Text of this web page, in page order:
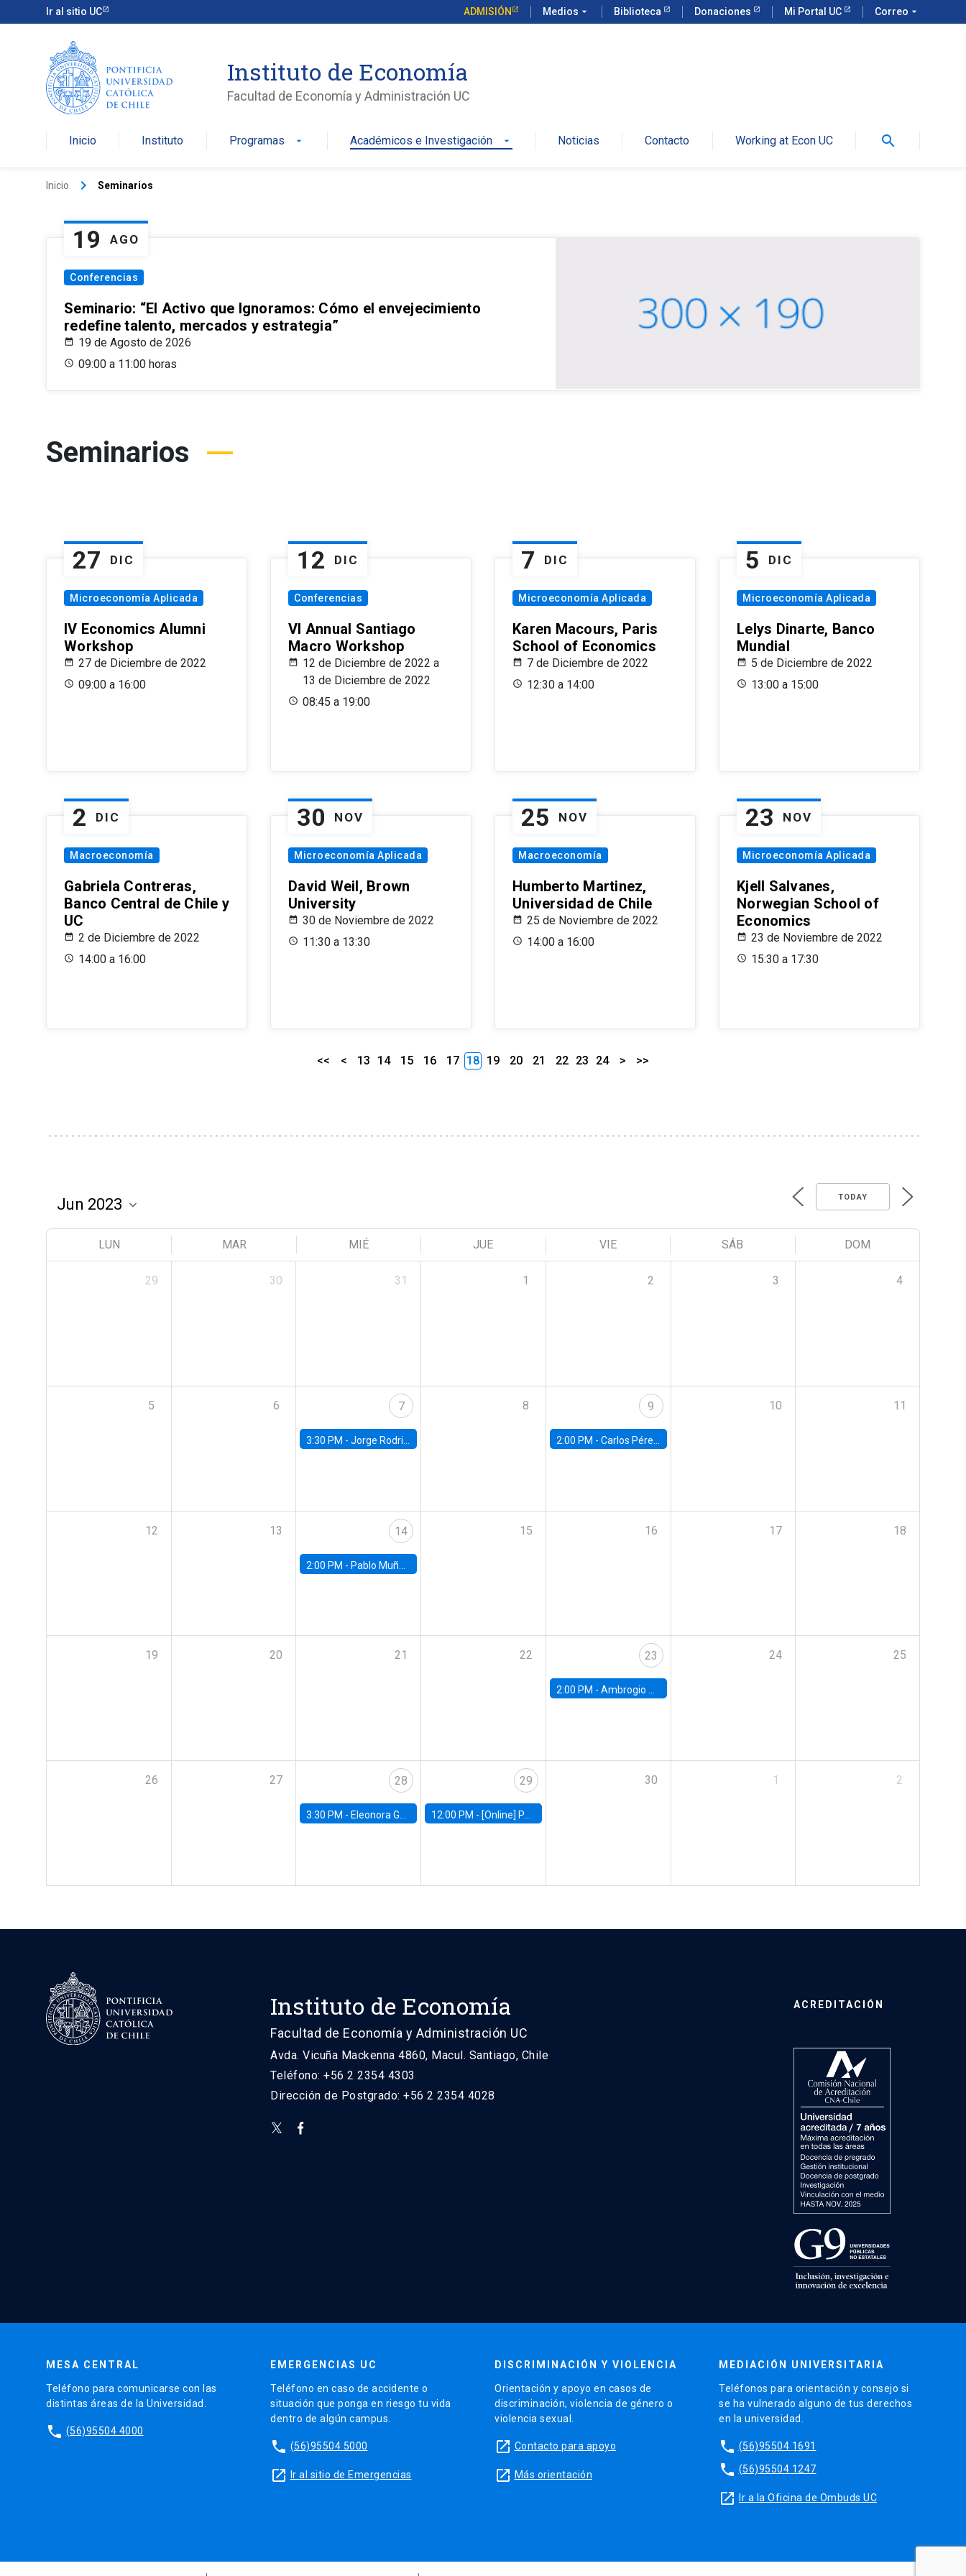
Ir al sitio UC ADMISIÓN Medios arrow_drop_down Biblioteca Donaciones Mi Portal UC Correo arrow_drop_down
Instituto de Economía
Facultad de Economía y Administración UC
Inicio Instituto Programas arrow_drop_down Académicos e Investigación arrow_drop_down Noticias Contacto Working at Econ UC search
Inicio keyboard_arrow_right Seminarios
19 AGO
Conferencias
Seminario: “El Activo que Ignoramos: Cómo el envejecimiento
redefine talento, mercados y estrategia”
19 de Agosto de 2026
09:00 a 11:00 horas
Seminarios
27 DIC
Microeconomía Aplicada
IV Economics Alumni
Workshop
27 de Diciembre de 2022
09:00 a 16:00
12 DIC
Conferencias
VI Annual Santiago
Macro Workshop
12 de Diciembre de 2022 a
13 de Diciembre de 2022
08:45 a 19:00
7 DIC
Microeconomía Aplicada
Karen Macours, Paris
School of Economics
7 de Diciembre de 2022
12:30 a 14:00
5 DIC
Microeconomía Aplicada
Lelys Dinarte, Banco
Mundial
5 de Diciembre de 2022
13:00 a 15:00
2 DIC
Macroeconomía
Gabriela Contreras,
Banco Central de Chile y
UC
2 de Diciembre de 2022
14:00 a 16:00
30 NOV
Microeconomía Aplicada
David Weil, Brown
University
30 de Noviembre de 2022
11:30 a 13:30
25 NOV
Macroeconomía
Humberto Martinez,
Universidad de Chile
25 de Noviembre de 2022
14:00 a 16:00
23 NOV
Microeconomía Aplicada
Kjell Salvanes,
Norwegian School of
Economics
23 de Noviembre de 2022
15:30 a 17:30
<< < 13 14 15 16 17 18 19 20 21 22 23 24 > >>
TODAY
LUN MAR MIÉ JUE VIE SÁB DOM
29 30 31 1 2 3 4
5 6 7
3:30 PM -Jorge Rodriguez, Universidad de Los Andes
8 9
2:00 PM - Carlos Pérez, Universidad Finis Terrae
10 11
12 13 14
2:00 PM - Pablo Muñoz, Universidad de Chile
15 16 17 18
19 20 21 22 23
2:00 PM - Ambrogio Cesa-Bianchi, Bank of England
24 25
26 27 28
3:30 PM - Eleonora Guarnieri, Exeter University
29
12:00 PM - [Online] Pablo Slutzky, University of Maryland
30 1 2
Instituto de Economía
Facultad de Economía y Administración UC
Avda. Vicuña Mackenna 4860, Macul. Santiago, Chile
Teléfono: +56 2 2354 4303
Dirección de Postgrado: +56 2 2354 4028
ACREDITACIÓN
MESA CENTRAL
Teléfono para comunicarse con las
distintas áreas de la Universidad.
phone (56)95504 4000
EMERGENCIAS UC
Teléfono en caso de accidente o
situación que ponga en riesgo tu vida
dentro de algún campus.
phone (56)95504 5000
launch Ir al sitio de Emergencias
DISCRIMINACIÓN Y VIOLENCIA
Orientación y apoyo en casos de
discriminación, violencia de género o
violencia sexual.
launch Contacto para apoyo
launch Más orientación
MEDIACIÓN UNIVERSITARIA
Teléfonos para orientación y consejo si
se ha vulnerado alguno de tus derechos
en la universidad.
phone (56)95504 1691
phone (56)95504 1247
launch Ir a la Oficina de Ombuds UC